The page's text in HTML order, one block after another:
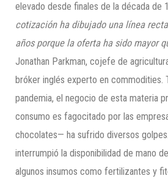
elevado desde finales de la década de
cotización ha dibujado una línea
años porque la oferta ha sido mayor
Jonathan Parkman, cojefe de
bróker inglés experto en commodities.
pandemia, el negocio de esta materia
consumo es fagocitado por las
chocolates— ha sufrido diversos
interrumpió la disponibilidad de mano
algunos insumos como fertilizantes y